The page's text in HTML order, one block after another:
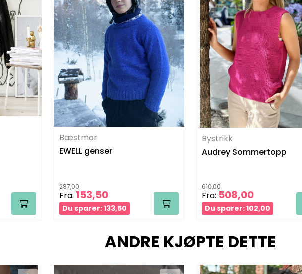
Bæstmor
EWELL genser
287,00
Fra: 153,50
Du sparer: 133,50
Bystrikk
Audrey Sommertopp
610,00
Fra: 508,00
Du sparer: 102,00
ANDRE KJØPTE DETTE